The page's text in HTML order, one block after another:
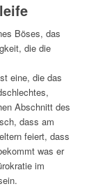
Böses, das
die die
eine, die das
Abschnitt des
dass am
feiert, dass
was er
im